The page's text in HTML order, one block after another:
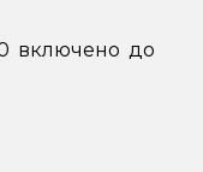
включено до